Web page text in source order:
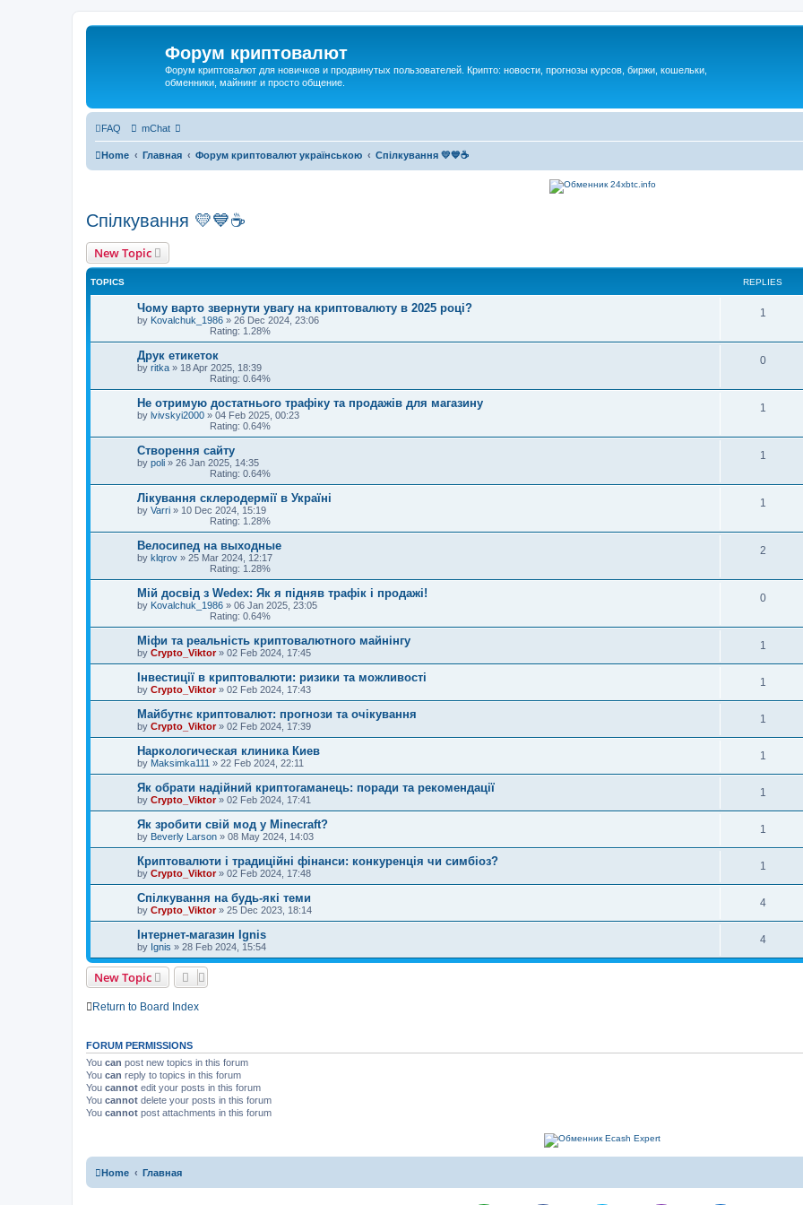
Форум криптовалют
Форум криптовалют для новичков и продвинутых пользователей. Крипто: новости, прогнозы курсов, биржи, кошельки,
обменники, майнинг и просто общение.
FAQ mChat
Home Главная Форум криптовалют українською Спілкування 💛💙☕
Спілкування 💛💙☕
New Topic
TOPICS REPLIES
Чому варто звернути увагу на криптовалюту в 2025 році?
by Kovalchuk_1986 » 26 Dec 2024, 23:06
Rating: 1.28%
1
Друк етикеток
by ritka » 18 Apr 2025, 18:39
Rating: 0.64%
0
Не отримую достатнього трафіку та продажів для магазину
by lvivskyi2000 » 04 Feb 2025, 00:23
Rating: 0.64%
1
Створення сайту
by poli » 26 Jan 2025, 14:35
Rating: 0.64%
1
Лікування склеродермії в Україні
by Varri » 10 Dec 2024, 15:19
Rating: 1.28%
1
Велосипед на выходные
by klqrov » 25 Mar 2024, 12:17
Rating: 1.28%
2
Мій досвід з Wedex: Як я підняв трафік і продажі!
by Kovalchuk_1986 » 06 Jan 2025, 23:05
Rating: 0.64%
0
Міфи та реальність криптовалютного майнінгу
by Crypto_Viktor» 02 Feb 2024, 17:45
1
Інвестиції в криптовалюти: ризики та можливості
by Crypto_Viktor» 02 Feb 2024, 17:43
1
Майбутнє криптовалют: прогнози та очікування
by Crypto_Viktor» 02 Feb 2024, 17:39
1
Наркологическая клиника Киев
by Maksimka111 » 22 Feb 2024, 22:11
1
Як обрати надійний криптогаманець: поради та рекомендації
by Crypto_Viktor» 02 Feb 2024, 17:41
1
Як зробити свій мод у Minecraft?
by Beverly Larson » 08 May 2024, 14:03
1
Криптовалюти і традиційні фінанси: конкуренція чи симбіоз?
by Crypto_Viktor» 02 Feb 2024, 17:48
1
Спілкування на будь-які теми
by Crypto_Viktor» 25 Dec 2023, 18:14
4
Інтернет-магазин Ignis
by Ignis » 28 Feb 2024, 15:54
4
New Topic
Return to Board Index
FORUM PERMISSIONS
You can post new topics in this forum
You can reply to topics in this forum
You cannot edit your posts in this forum
You cannot delete your posts in this forum
You cannot post attachments in this forum
Home Главная